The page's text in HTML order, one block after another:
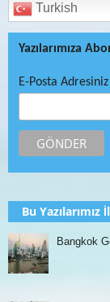
Turkish
Yazılarımıza
E-Posta Adresiniz
Bu
Bangkok